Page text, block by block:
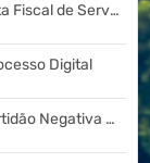
Sistema de Nota Fiscal de Serviços Eletrônica
Digital
Emissão da Certidão Negativa de Débitos - CND